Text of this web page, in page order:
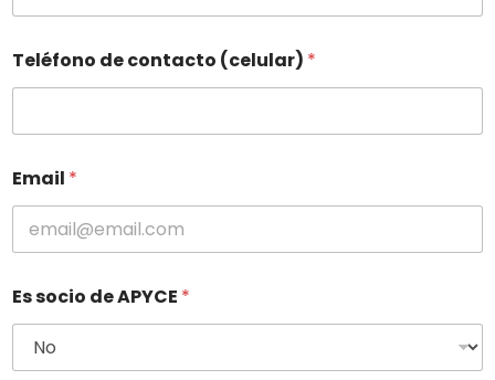
Teléfono de contacto (celular) *
Email *
Es socio de APYCE *